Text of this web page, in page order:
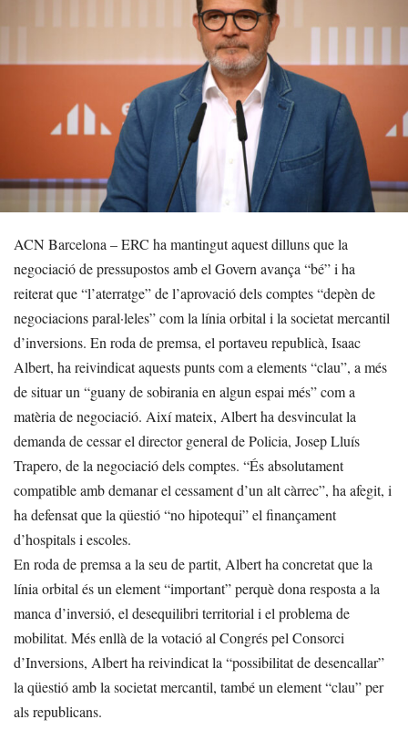
ACN Barcelona – ERC ha mantingut aquest dilluns que la
negociació de pressupostos amb el Govern avança “bé” i ha
reiterat que “l’aterratge” de l’aprovació dels comptes “depèn de
negociacions paral·leles” com la línia orbital i la societat mercantil
d’inversions. En roda de premsa, el portaveu republicà, Isaac
Albert, ha reivindicat aquests punts com a elements “clau”, a més
de situar un “guany de sobirania en algun espai més” com a
matèria de negociació. Així mateix, Albert ha desvinculat la
demanda de cessar el director general de Policia, Josep Lluís
Trapero, de la negociació dels comptes. “És absolutament
compatible amb demanar el cessament d’un alt càrrec”, ha afegit, i
ha defensat que la qüestió “no hipotequi” el finançament
d’hospitals i escoles.
En roda de premsa a la seu de partit, Albert ha concretat que la
línia orbital és un element “important” perquè dona resposta a la
manca d’inversió, el desequilibri territorial i el problema de
mobilitat. Més enllà de la votació al Congrés pel Consorci
d’Inversions, Albert ha reivindicat la “possibilitat de desencallar”
la qüestió amb la societat mercantil, també un element “clau” per
als republicans.